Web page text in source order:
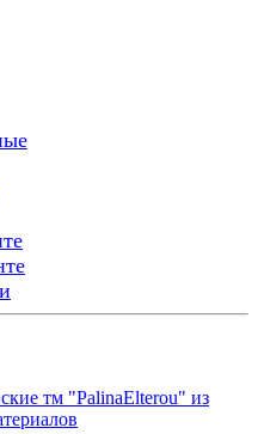
тм "PalinaElterou" из